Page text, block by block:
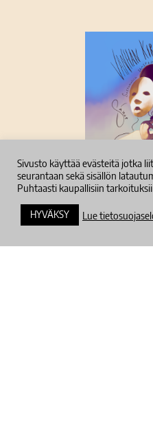
Sivusto käyttää evästeitä jotka
seurantaan sekä sisällön
Puhtaasti kaupallisiin
HYVÄKSY Lue